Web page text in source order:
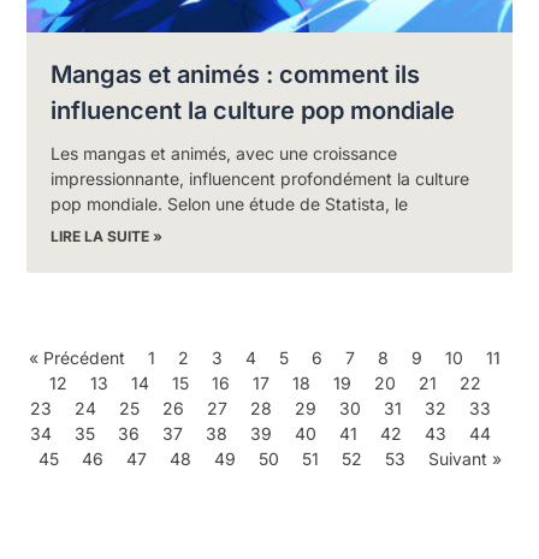
Mangas et animés : comment ils
influencent la culture pop mondiale
Les mangas et animés, avec une croissance
impressionnante, influencent profondément la culture
pop mondiale. Selon une étude de Statista, le
LIRE LA SUITE »
« Précédent 1 2 3 4 5 6 7 8 9 10
11
12
13 14 15 16 17 18 19 20 21
22
23
24 25 26 27 28 29 30 31 32
33
34
35 36 37 38 39 40 41 42 43
44
45
46 47 48 49 50 51 52 53 Suivant »